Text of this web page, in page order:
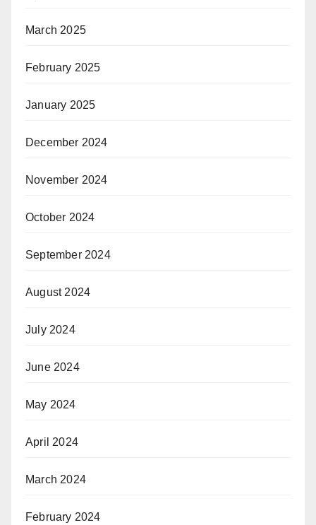
March 2025
February 2025
January 2025
December 2024
November 2024
October 2024
September 2024
August 2024
July 2024
June 2024
May 2024
April 2024
March 2024
February 2024